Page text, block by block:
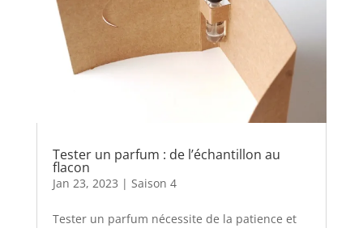
Tester un parfum : de l’échantillon au
flacon
Jan 23, 2023 | Saison 4
Tester un parfum nécessite de la patience et